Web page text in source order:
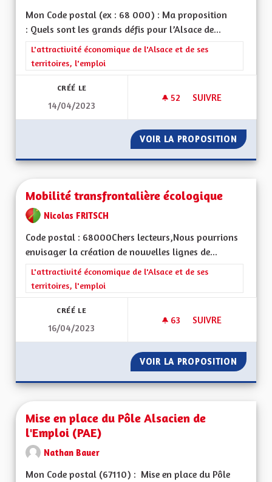
Mon Code postal (ex : 68 000) : Ma proposition
: Quels sont les grands défis pour l’Alsace de...
Filtrer les résultats de la catégorie : L'attractivité
L'attractivité économique de l'Alsace et de ses
territoires, l'emploi
CRÉÉ LE
14/04/2023
52 52 ABONNÉS
SUIVRE
VOIR LA PROPOSITION NE
Mobilité transfrontalière écologique
Nicolas FRITSCH
Code postal : 68000Chers lecteurs,Nous pourrions
envisager la création de nouvelles lignes de...
Filtrer les résultats de la catégorie : L'attractivité
L'attractivité économique de l'Alsace et de ses
territoires, l'emploi
CRÉÉ LE
16/04/2023
63 63 ABONNÉS
SUIVRE
VOIR LA PROPOSITION
Mise en place du Pôle Alsacien de
l'Emploi (PAE)
Nathan Bauer
Mon Code postal (67110) : Mise en place du Pôle